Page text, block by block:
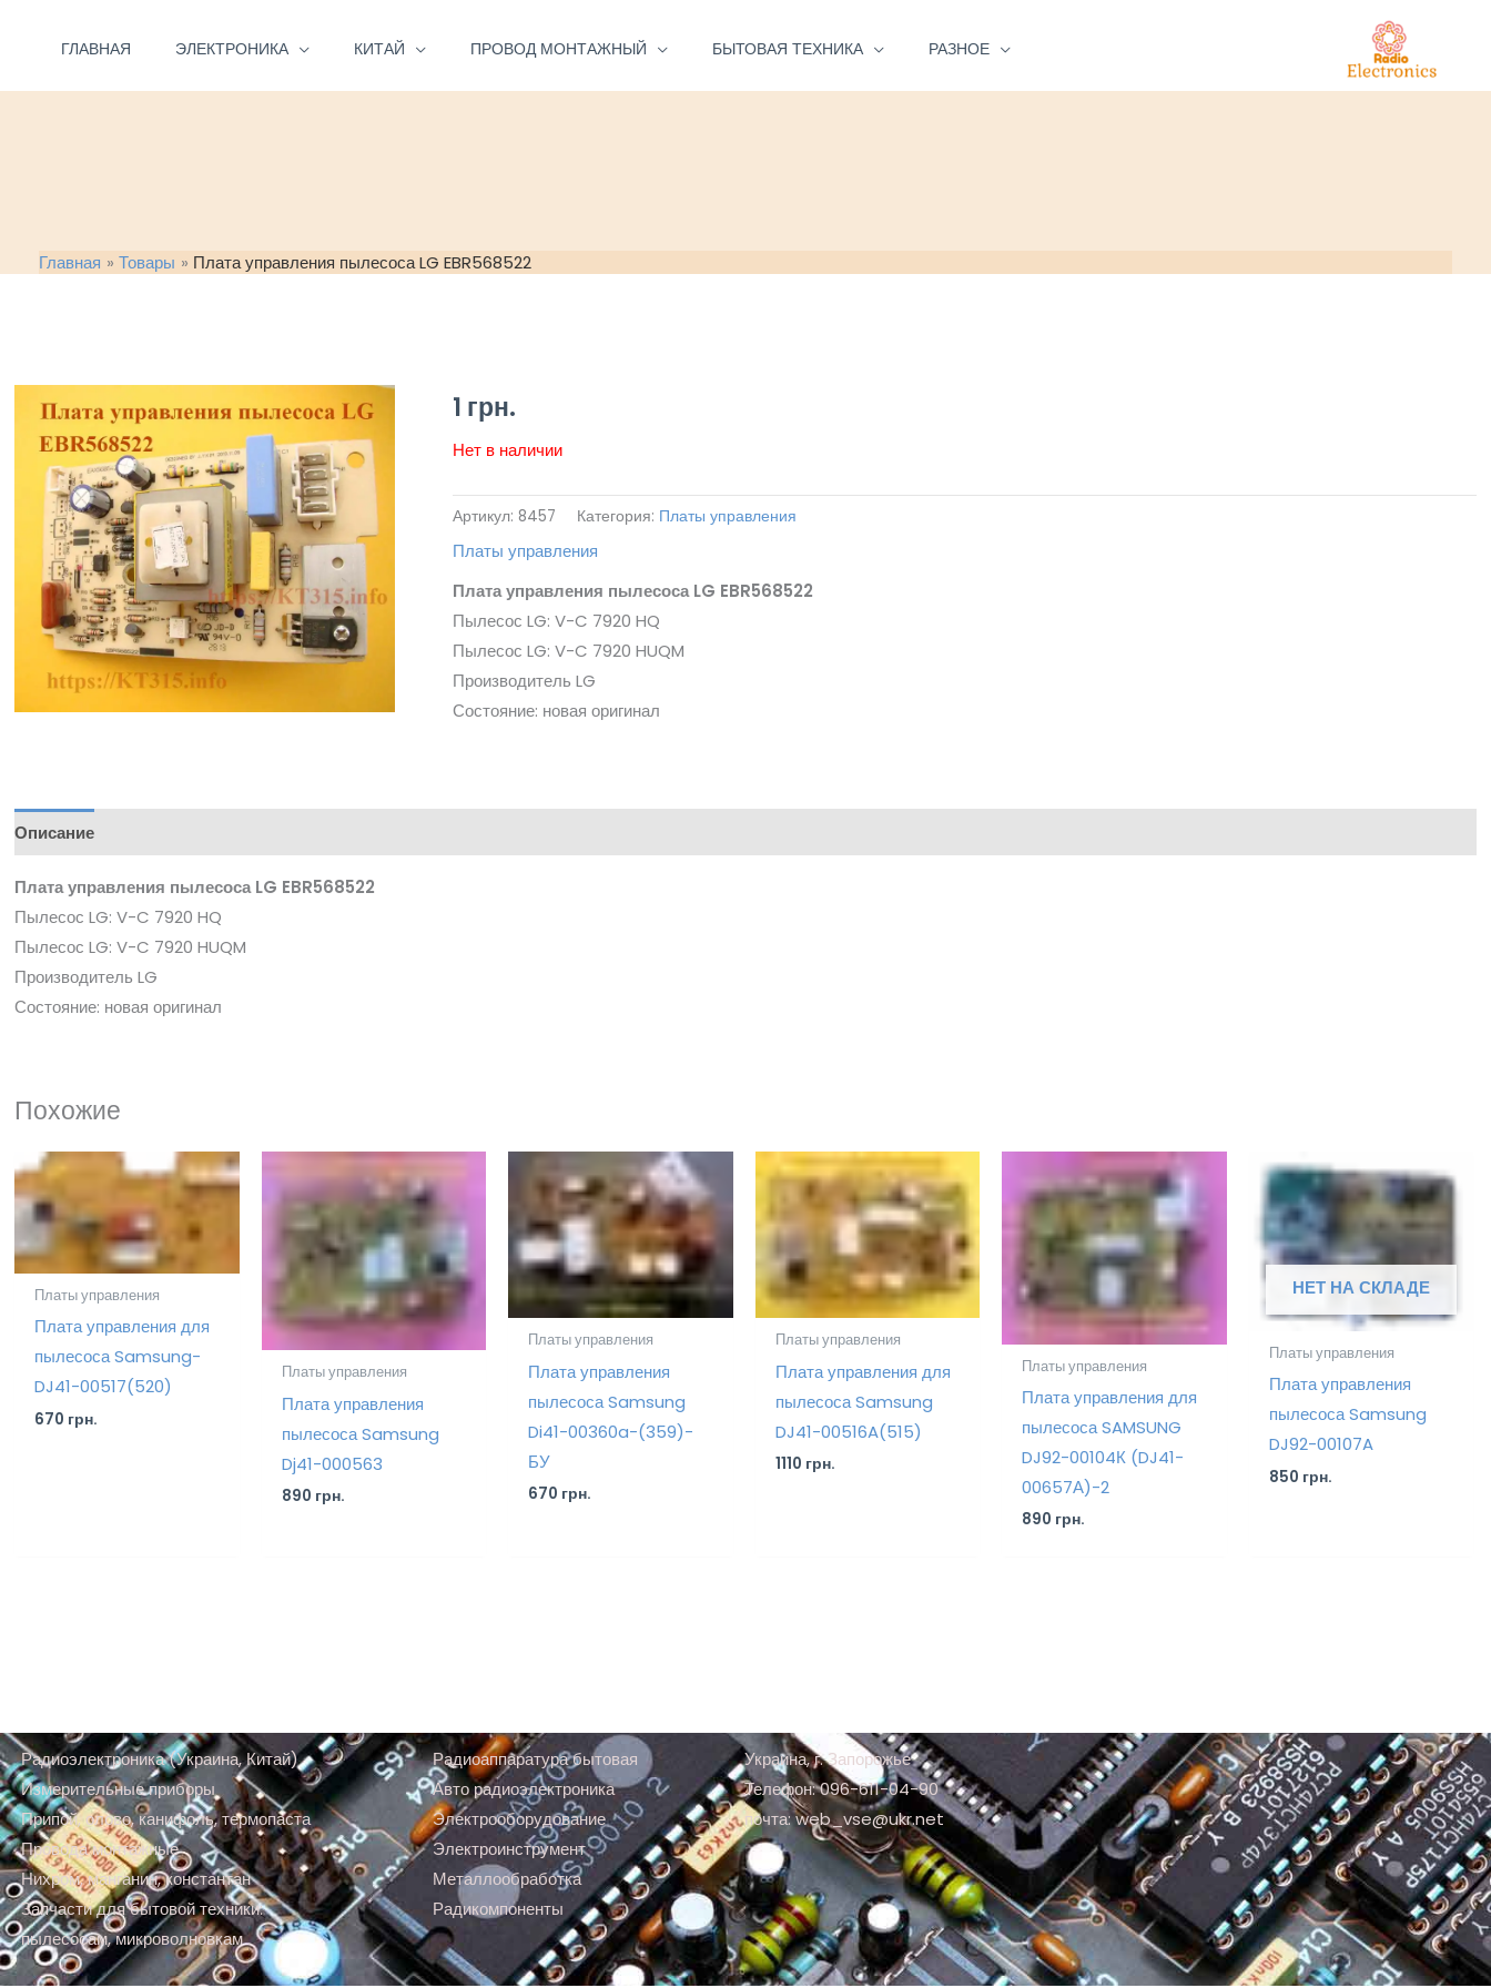
ГЛАВНАЯ ЭЛЕКТРОНИКА КИТАЙ ПРОВОД МОНТАЖНЫЙ БЫТОВАЯ ТЕХНИКА РАЗНОЕ
Главная Товары Плата управления пылесоса LG EBR568522
1 грн.
Нет в наличии
Артикул: 8457 Категория: Платы управления
Платы управления
Плата управления пылесоса LG EBR568522
Пылесос LG: V-C 7920 HQ
Пылесос LG: V-C 7920 HUQM
Производитель LG
Состояние: новая оригинал
Описание
Плата управления пылесоса LG EBR568522
Пылесос LG: V-C 7920 HQ
Пылесос LG: V-C 7920 HUQM
Производитель LG
Состояние: новая оригинал
Похожие
Платы управления
Плата управления для
пылесоса Samsung-
DJ41-00517(520)
670 грн.
Платы управления
Плата управления
пылесоса Samsung
Dj41-000563
890 грн.
Платы управления
Плата управления
пылесоса Samsung
Di41-00360a-(359)-
БУ
670 грн.
Платы управления
Плата управления для
пылесоса Samsung
DJ41-00516A(515)
1110 грн.
Платы управления
Плата управления для
пылесоса SAMSUNG
DJ92-00104К (DJ41-
00657А)-2
890 грн.
НЕТ НА СКЛАДЕ
Платы управления
Плата управления
пылесоса Samsung
DJ92-00107A
850 грн.
Радиоэлектроника (Украина, Китай)
Измерительные приборы
Припой, олово, канифоль, термопаста
Провода монтажные
Нихром, манганин, константан
Запчасти для бытовой техники:
пылесосам, микроволновкам
Радиоаппаратура бытовая
Авто радиоэлектроника
Электрооборудование
Электроинструмент
Металлообработка
Радикомпоненты
Украина, г. Запорожье
Телефон: 096-611-04-90
почта: web_vse@ukr.net